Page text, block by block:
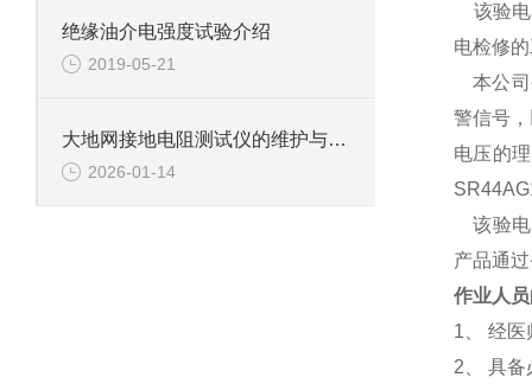
绝缘油介电强度试验介绍
2019-05-21
大地网接地电阻测试仪的维护与清洁注意事项
2026-01-14
该验
电检修
本公司
警信号
电压的
该验
产品通
作业人
1、 经
2、 具